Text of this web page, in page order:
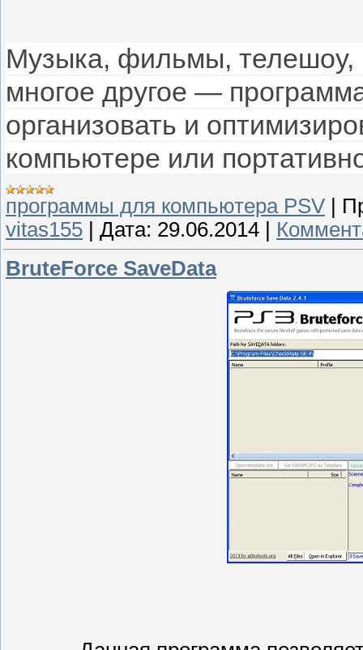
Музыка, фильмы, телешоу,
многое другое —
организовать и
компьютере или
программы для компьютера PSV
vitas155
Дата: 29.06.2014
BruteForce SaveData